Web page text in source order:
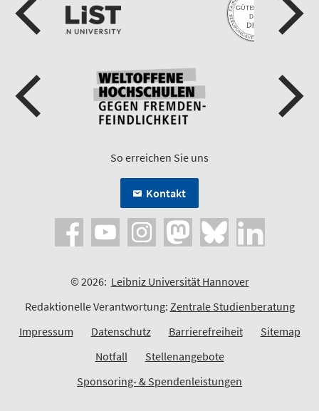
So erreichen Sie uns
Kontakt
© 2026: Leibniz Universität Hannover
Redaktionelle Verantwortung: Zentrale Studienberatung
Impressum
Datenschutz Barrierefreiheit
Sitemap
Notfall
Stellenangebote
Sponsoring- & Spendenleistungen